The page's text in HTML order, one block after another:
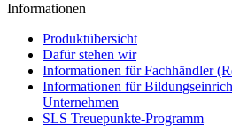
Informationen
Produktübersicht
Dafür stehen wir
Informationen für Fachhändler
Informationen für
Unternehmen
SLS Treuepunkte-Programm